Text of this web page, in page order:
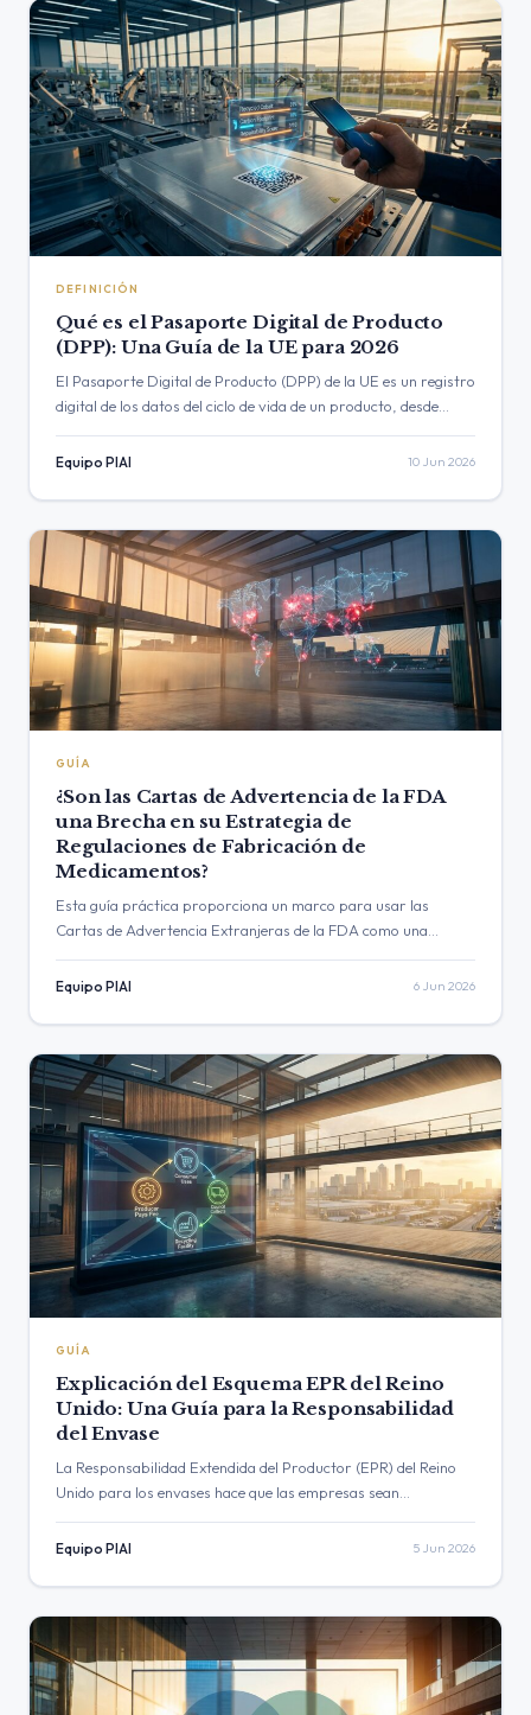
DEFINICIÓN
Qué es el Pasaporte Digital de Producto
(DPP): Una Guía de la UE para 2026
El Pasaporte Digital de Producto (DPP) de la UE es un registro
digital de los datos del ciclo de vida de un producto, desde
Equipo PIAI 10 Jun 2026
GUÍA
¿Son las Cartas de Advertencia de la FDA
una Brecha en su Estrategia de
Regulaciones de Fabricación de
Medicamentos?
Esta guía práctica proporciona un marco para usar las
Cartas de Advertencia Extranjeras de la FDA como una
cadena de suministro de API…
Equipo PIAI 6 Jun 2026
GUÍA
Explicación del Esquema EPR del Reino
Unido: Una Guía para la Responsabilidad
del Envase
La Responsabilidad Extendida del Productor (EPR) del Reino
Unido para los envases hace que las empresas sean
de sus envases. Esta guía…
Equipo PIAI 5 Jun 2026